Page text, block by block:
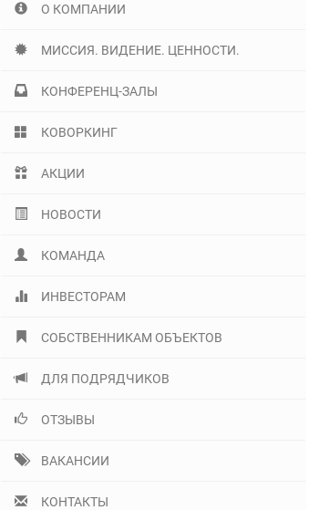
О КОМПАНИИ
МИССИЯ. ВИДЕНИЕ. ЦЕННОСТИ.
КОНФЕРЕНЦ-ЗАЛЫ
КОВОРКИНГ
АКЦИИ
НОВОСТИ
КОМАНДА
ИНВЕСТОРАМ
СОБСТВЕННИКАМ ОБЪЕКТОВ
ДЛЯ ПОДРЯДЧИКОВ
ОТЗЫВЫ
ВАКАНСИИ
КОНТАКТЫ